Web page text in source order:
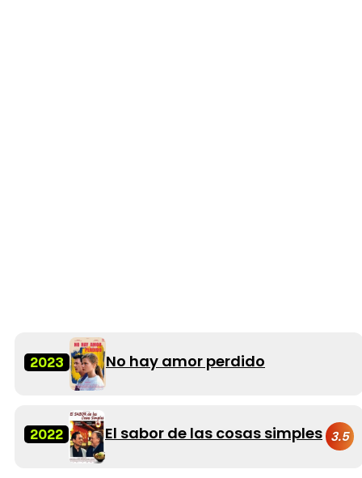
2023 No hay amor perdido
2022 El sabor de las cosas simples 3.5